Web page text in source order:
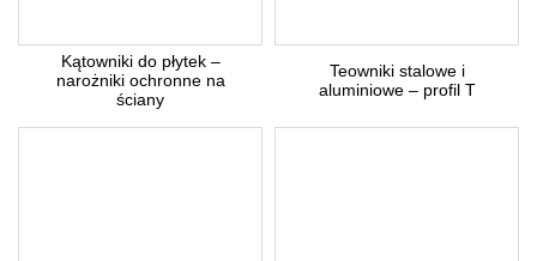
Kątowniki do płytek –
narożniki ochronne na
ściany
Teowniki stalowe i
aluminiowe – profil T